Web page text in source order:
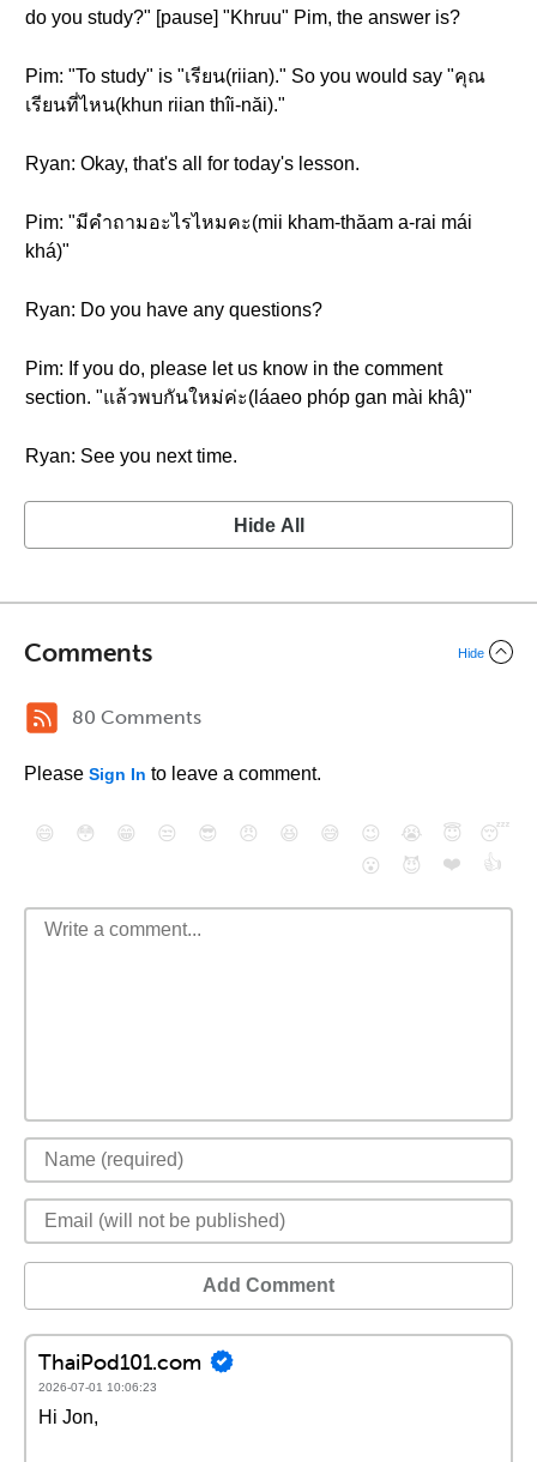
do you study?" [pause] "Khruu" Pim, the answer is?
Pim: "To study" is "เรียน(riian)." So you would say "คุณ
เรียนที่ไหน(khun riian thîi-năi)."
Ryan: Okay, that's all for today's lesson.
Pim: "มีคำถามอะไรไหมคะ(mii kham-thăam a-rai mái
khá)"
Ryan: Do you have any questions?
Pim: If you do, please let us know in the comment
section. "แล้วพบกันใหม่ค่ะ(láaeo phóp gan mài khâ)"
Ryan: See you next time.
Hide All
Comments Hide
80 Comments
Please Sign In to leave a comment.
😄 😳 😁 😒 😎 😠 😆 😅 😉 😭 😇
😴
😮
😈 ❤️ 👍
Add Comment
ThaiPod101.com
2026-07-01 10:06:23
Hi Jon,